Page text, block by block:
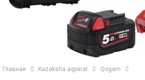
Главная Kazaksha aqparat Qogam